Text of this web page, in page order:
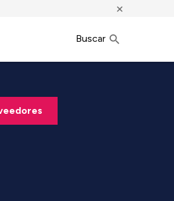
×
Buscar